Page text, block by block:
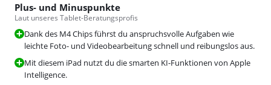
Plus- und Minuspunkte
Laut unseres Tablet-Beratungsprofis
Dank des M4 Chips führst du anspruchsvolle Aufgaben wie
leichte Foto- und Videobearbeitung schnell und reibungslos aus.
Mit diesem iPad nutzt du die smarten KI-Funktionen von Apple
Intelligence.